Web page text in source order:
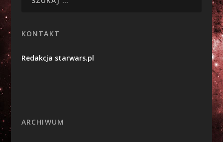
KONTAKT
Redakcja starwars.pl
ARCHIWUM